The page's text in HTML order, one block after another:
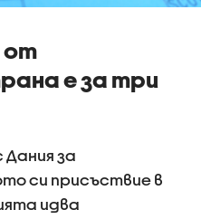
от
е за три
за
си присъствие в
идва